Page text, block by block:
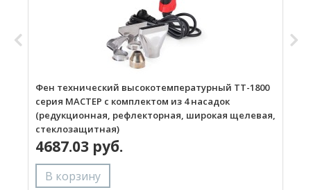
Фен технический высокотемпературный ТТ-1800
серия МАСТЕР с комплектом из 4 насадок
(редукционная, рефлекторная, широкая щелевая,
стеклозащитная)
4687.03 руб.